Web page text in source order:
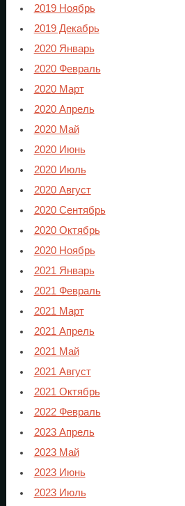
2019 Ноябрь
2019 Декабрь
2020 Январь
2020 Февраль
2020 Март
2020 Апрель
2020 Май
2020 Июнь
2020 Июль
2020 Август
2020 Сентябрь
2020 Октябрь
2020 Ноябрь
2021 Январь
2021 Февраль
2021 Март
2021 Апрель
2021 Май
2021 Август
2021 Октябрь
2022 Февраль
2023 Апрель
2023 Май
2023 Июнь
2023 Июль